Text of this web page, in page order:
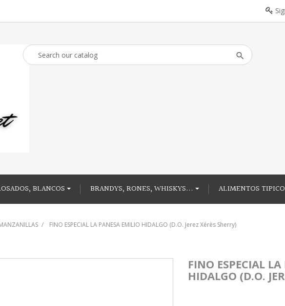
BLANCOS BRANDYS, RONES, WHISKYS... ALIMENTOS
FINO ESPECIAL LA PANESA EMILIO HIDALGO (D.O. Jerez Xérès Sherry)
FINO ESPECIAL
HIDALGO (D.O.